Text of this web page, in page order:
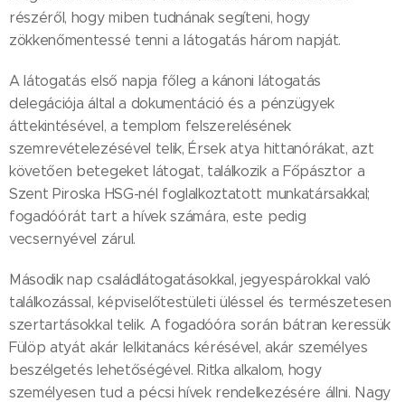
részéről, hogy miben tudnának segíteni, hogy
zökkenőmentessé tenni a látogatás három napját.
A látogatás első napja főleg a kánoni látogatás
delegációja által a dokumentáció és a pénzügyek
áttekintésével, a templom felszerelésének
szemrevételezésével telik, Érsek atya hittanórákat, azt
követően betegeket látogat, találkozik a Főpásztor a
Szent Piroska HSG-nél foglalkoztatott munkatársakkal;
fogadóórát tart a hívek számára, este pedig
vecsernyével zárul.
Második nap családlátogatásokkal, jegyespárokkal való
találkozással, képviselőtestületi üléssel és természetesen
szertartásokkal telik. A fogadóóra során bátran keressük
Fülöp atyát akár lelkitanács kérésével, akár személyes
beszélgetés lehetőségével. Ritka alkalom, hogy
személyesen tud a pécsi hívek rendelkezésére állni. Nagy